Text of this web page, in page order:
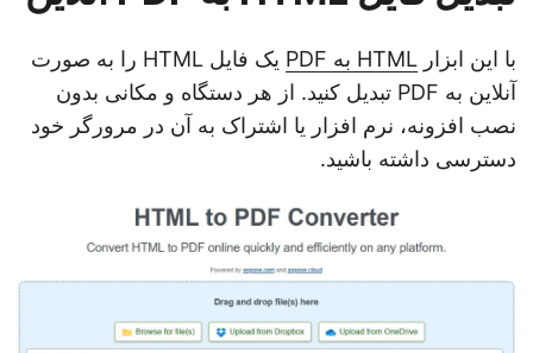
با این ابزار HTML به PDF
یک فایل HTML را به صورت
آنلاین به PDF تبدیل کنید. از هر دستگاه و مکانی بدون
نصب افزونه، نرم افزار یا اشتراک به آن در مرورگر خود
دسترسی داشته باشید.